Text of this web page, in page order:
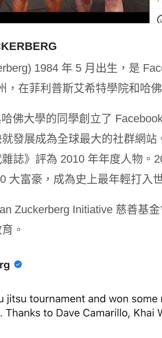
1984 年 5 月出生，是
，在菲利普斯艾希特學院和哈
佛大學的同學創立了
發展成為全球最大的社群網站
誌》評為 2010 年年度人物。
大富豪，成為史上最年輕打入
Zuckerberg Initiative 慈善基
。